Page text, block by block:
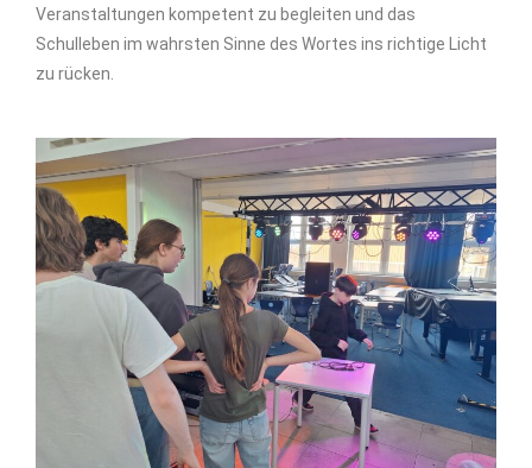
Veranstaltungen kompetent zu begleiten und das
Schulleben im wahrsten Sinne des Wortes ins richtige Licht
zu rücken.